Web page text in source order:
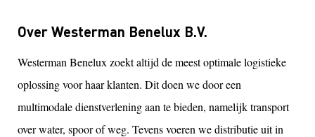
Over Westerman Benelux B.V.
Westerman Benelux zoekt altijd de meest optimale logistieke
oplossing voor haar klanten. Dit doen we door een
multimodale dienstverlening aan te bieden, namelijk transport
over water, spoor of weg. Tevens voeren we distributie uit in